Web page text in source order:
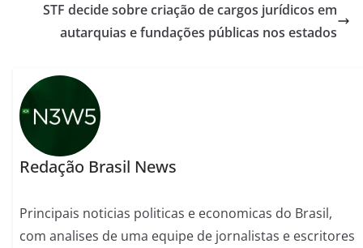
STF decide sobre criação de cargos jurídicos em
autarquias e fundações públicas nos estados
Redação Brasil News
Principais noticias politicas e economicas do Brasil,
com analises de uma equipe de jornalistas e escritores